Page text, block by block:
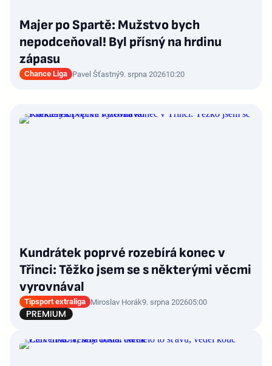
Majer po Spartě: Mužstvo bych
nepodceňoval! Byl přísný na hrdinu
zápasu
Chance Liga Pavel Šťastný9. srpna 202610:20
Kundrátek poprvé rozebírá konec v
Třinci: Těžko jsem se s některými věcmi
vyrovnával
Tipsport extraliga Miroslav Horák9. srpna 202605:00